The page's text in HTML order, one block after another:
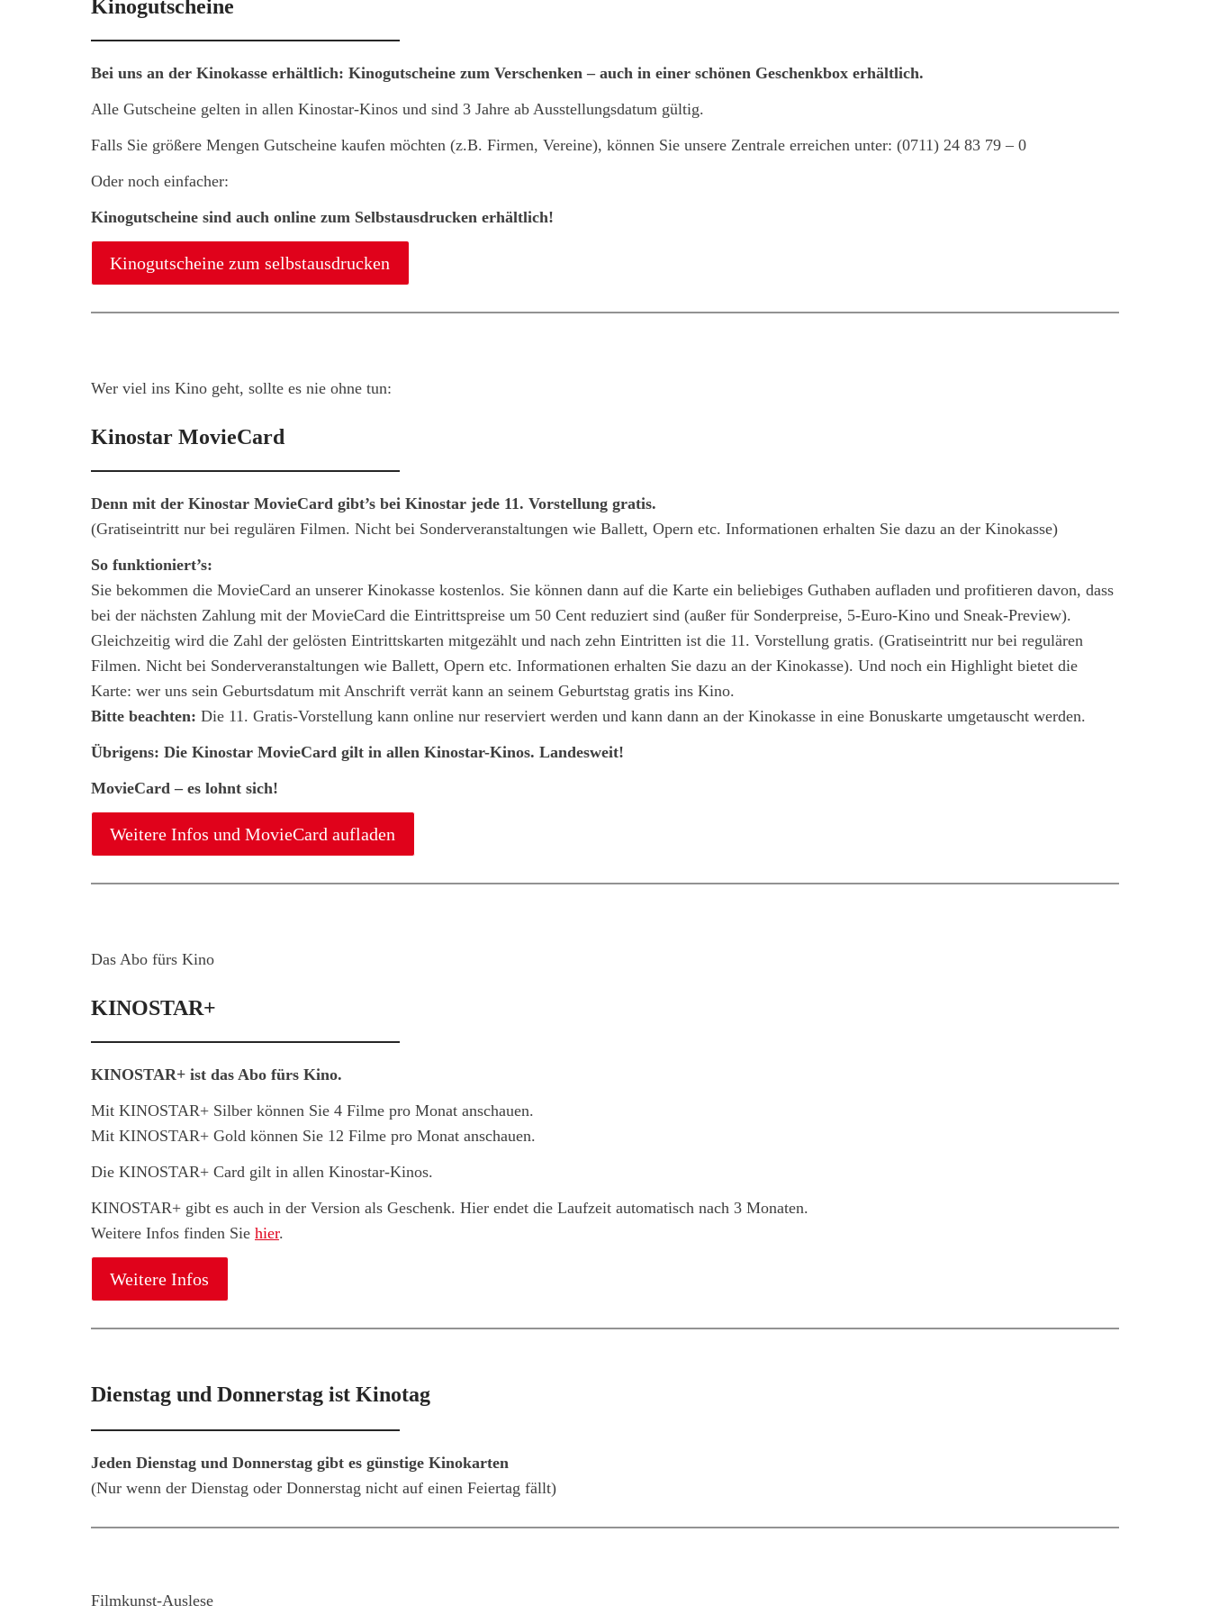
Kinogutscheine
Bei uns an der Kinokasse erhältlich: Kinogutscheine zum Verschenken – auch in einer schönen Geschenkbox erhältlich.
Alle Gutscheine gelten in allen Kinostar-Kinos und sind 3 Jahre ab Ausstellungsdatum gültig.
Falls Sie größere Mengen Gutscheine kaufen möchten (z.B. Firmen, Vereine), können Sie unsere Zentrale erreichen unter: (0711) 24 83 79 – 0
Oder noch einfacher:
Kinogutscheine sind auch online zum Selbstausdrucken erhältlich!
Kinogutscheine zum selbstausdrucken
Wer viel ins Kino geht, sollte es nie ohne tun:
Kinostar MovieCard
Denn mit der Kinostar MovieCard gibt’s bei Kinostar jede 11. Vorstellung gratis.
(Gratiseintritt nur bei regulären Filmen. Nicht bei Sonderveranstaltungen wie Ballett, Opern etc. Informationen erhalten Sie dazu an der Kinokasse)
So funktioniert’s:
Sie bekommen die MovieCard an unserer Kinokasse kostenlos. Sie können dann auf die Karte ein beliebiges Guthaben aufladen und profitieren davon, dass
bei der nächsten Zahlung mit der MovieCard die Eintrittspreise um 50 Cent reduziert sind (außer für Sonderpreise, 5-Euro-Kino und Sneak-Preview).
Gleichzeitig wird die Zahl der gelösten Eintrittskarten mitgezählt und nach zehn Eintritten ist die 11. Vorstellung gratis. (Gratiseintritt nur bei regulären
Filmen. Nicht bei Sonderveranstaltungen wie Ballett, Opern etc. Informationen erhalten Sie dazu an der Kinokasse). Und noch ein Highlight bietet die
Karte: wer uns sein Geburtsdatum mit Anschrift verrät kann an seinem Geburtstag gratis ins Kino.
Bitte beachten: Die 11. Gratis-Vorstellung kann online nur reserviert werden und kann dann an der Kinokasse in eine Bonuskarte umgetauscht werden.
Übrigens: Die Kinostar MovieCard gilt in allen Kinostar-Kinos. Landesweit!
MovieCard – es lohnt sich!
Weitere Infos und MovieCard aufladen
Das Abo fürs Kino
KINOSTAR+
KINOSTAR+ ist das Abo fürs Kino.
Mit KINOSTAR+ Silber können Sie 4 Filme pro Monat anschauen.
Mit KINOSTAR+ Gold können Sie 12 Filme pro Monat anschauen.
Die KINOSTAR+ Card gilt in allen Kinostar-Kinos.
KINOSTAR+ gibt es auch in der Version als Geschenk. Hier endet die Laufzeit automatisch nach 3 Monaten.
Weitere Infos finden Sie hier.
Weitere Infos
Dienstag und Donnerstag ist Kinotag
Jeden Dienstag und Donnerstag gibt es günstige Kinokarten
(Nur wenn der Dienstag oder Donnerstag nicht auf einen Feiertag fällt)
Filmkunst-Auslese